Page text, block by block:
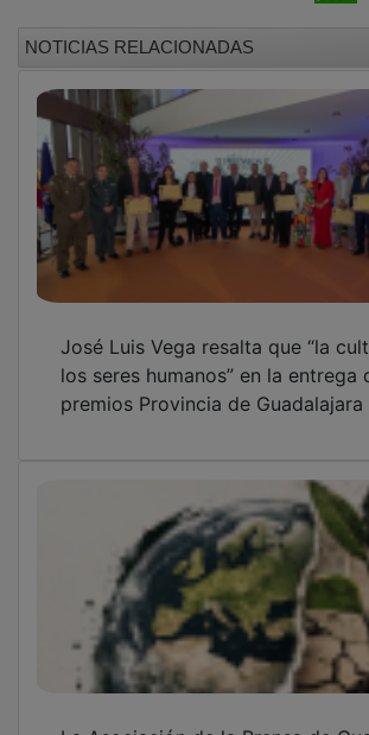
los seres humanos” en la entrega
premios Provincia de